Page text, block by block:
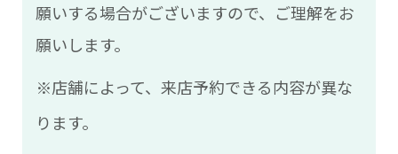
願いする場合がございますので、ご理解をお
願いします。
※店舗によって、来店予約できる内容が異な
ります。